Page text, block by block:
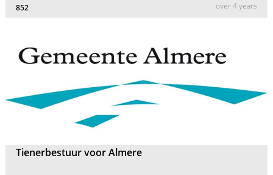
852 over 4 years
Tienerbestuur voor Almere